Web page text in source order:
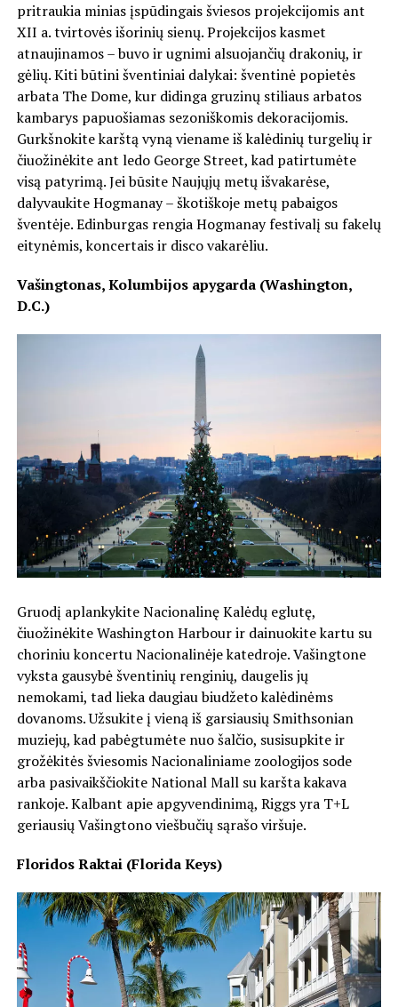
pritraukia minias įspūdingais šviesos projekcijomis ant
XII a. tvirtovės išorinių sienų. Projekcijos kasmet
atnaujinamos – buvo ir ugnimi alsuojančių drakonių, ir
gėlių. Kiti būtini šventiniai dalykai: šventinė popietės
arbata The Dome, kur didinga gruzinų stiliaus arbatos
kambarys papuošiamas sezoniškomis dekoracijomis.
Gurkšnokite karštą vyną viename iš kalėdinių turgelių ir
čiuožinėkite ant ledo George Street, kad patirtumėte
visą patyrimą. Jei būsite Naujųjų metų išvakarėse,
dalyvaukite Hogmanay – škotiškoje metų pabaigos
šventėje. Edinburgas rengia Hogmanay festivalį su fakelų
eitynėmis, koncertais ir disco vakarėliu.
Vašingtonas, Kolumbijos apygarda (Washington,
D.C.)
Gruodį aplankykite Nacionalinę Kalėdų eglutę,
čiuožinėkite Washington Harbour ir dainuokite kartu su
choriniu koncertu Nacionalinėje katedroje. Vašingtone
vyksta gausybė šventinių renginių, daugelis jų
nemokami, tad lieka daugiau biudžeto kalėdinėms
dovanoms. Užsukite į vieną iš garsiausių Smithsonian
muziejų, kad pabėgtumėte nuo šalčio, susisupkite ir
grožėkitės šviesomis Nacionaliniame zoologijos sode
arba pasivaikščiokite National Mall su karšta kakava
rankoje. Kalbant apie apgyvendinimą, Riggs yra T+L
geriausių Vašingtono viešbučių sąrašo viršuje.
Floridos Raktai (Florida Keys)